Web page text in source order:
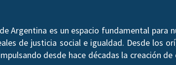
Argentina es un espacio fundamental para
de justicia social e igualdad. Desde los
desde hace décadas la creación